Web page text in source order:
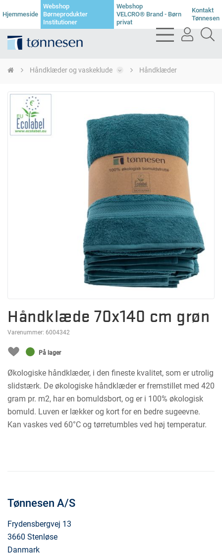
Hjemmeside
Webshop
Børneprodukter
Institutioner
Webshop
VELCRO® Brand - Børn
privat
Kontakt
Tønnesen
bars
light
user
Håndklæder og vaskeklude Håndklæder
Håndklæde 70x140 cm grøn
Varenummer: 6004342
På lager
Økologiske håndklæder, i den fineste kvalitet, som er utrolig
slidstærk. De økologiske håndklæder er fremstillet med 420
gram pr. m2, har en bomuldsbort, og er i 100% økologisk
bomuld. Luven er lækker og kort for en bedre sugeevne.
Kan vaskes ved 60°C og tørretumbles ved høj temperatur.
Tønnesen A/S
Frydensbergvej 13
3660 Stenløse
Danmark